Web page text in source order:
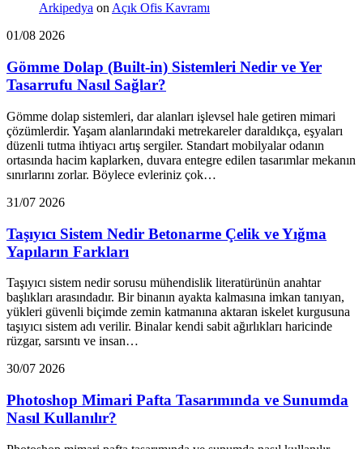
Arkipedya onAçık Ofis Kavramı
01/08 2026
Gömme Dolap (Built-in) Sistemleri Nedir ve Yer
Tasarrufu Nasıl Sağlar?
Gömme dolap sistemleri, dar alanları işlevsel hale getiren mimari
çözümlerdir. Yaşam alanlarındaki metrekareler daraldıkça, eşyaları
düzenli tutma ihtiyacı artış sergiler. Standart mobilyalar odanın
ortasında hacim kaplarken, duvara entegre edilen tasarımlar mekanın
sınırlarını zorlar. Böylece evleriniz çok…
31/07 2026
Taşıyıcı Sistem Nedir Betonarme Çelik ve Yığma
Yapıların Farkları
Taşıyıcı sistem nedir sorusu mühendislik literatürünün anahtar
başlıkları arasındadır. Bir binanın ayakta kalmasına imkan tanıyan,
yükleri güvenli biçimde zemin katmanına aktaran iskelet kurgusuna
taşıyıcı sistem adı verilir. Binalar kendi sabit ağırlıkları haricinde
rüzgar, sarsıntı ve insan…
30/07 2026
Photoshop Mimari Pafta Tasarımında ve Sunumda
Nasıl Kullanılır?